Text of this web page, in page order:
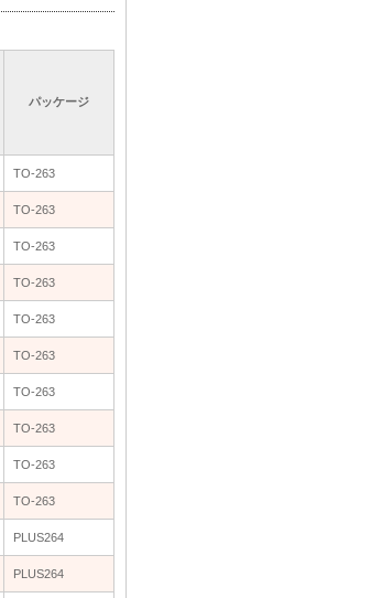
パッケージ
パッケージ
パッケージ
TO-263
TO-263
TO-263
TO-263
TO-263
TO-263
TO-263
TO-263
TO-263
TO-263
PLUS264
PLUS264
パッケージ
TO-263
TO-263
TO-263
TO-263
TO-263
TO-263
TO-263
TO-263
TO-263
TO-263
PLUS264
PLUS264